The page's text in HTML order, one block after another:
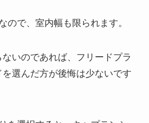
ので、室内幅も限られます。
いのであれば、フリードプラ
選んだ方が後悔は少ないです